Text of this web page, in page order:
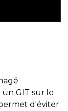
GIT sur le
d'éviter